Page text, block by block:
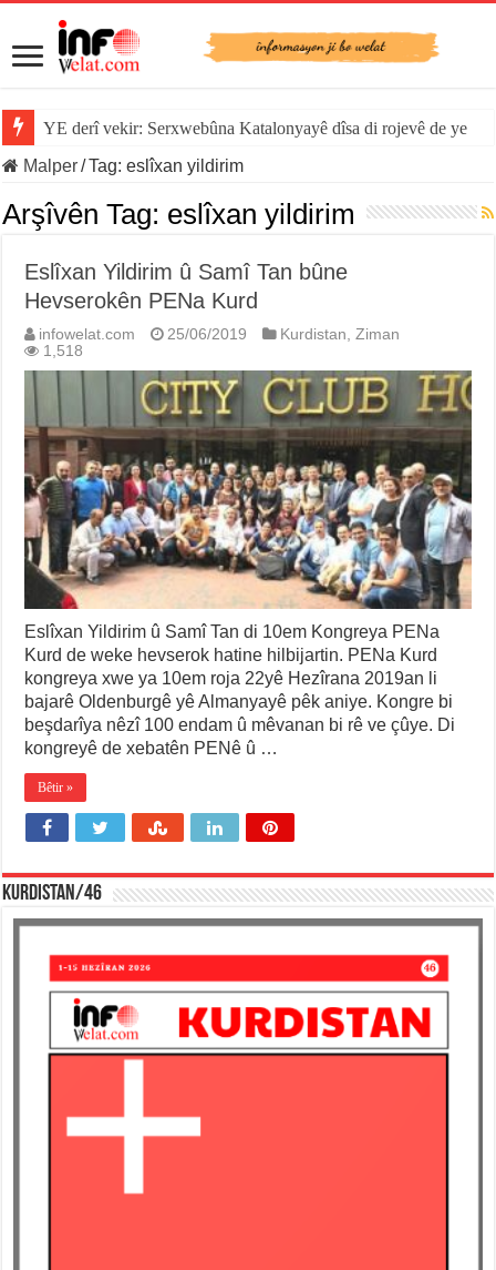
YE derî vekir: Serxwebûna Katalonyayê dîsa di rojevê de ye
Malper/Tag:eslîxan yildirim
Arşîvên Tag: eslîxan yildirim
Eslîxan Yildirim û Samî Tan bûne
Hevserokên PENa Kurd
infowelat.com 25/06/2019 Kurdistan,Ziman
1,518
Eslîxan Yildirim û Samî Tan di 10em Kongreya PENa
Kurd de weke hevserok hatine hilbijartin. PENa Kurd
kongreya xwe ya 10em roja 22yê Hezîrana 2019an li
bajarê Oldenburgê yê Almanyayê pêk aniye. Kongre bi
beşdarîya nêzî 100 endam û mêvanan bi rê ve çûye. Di
kongreyê de xebatên PENê û …
Bêtir »
KURDISTAN/46